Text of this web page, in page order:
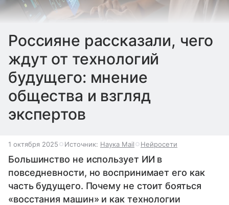
Россияне рассказали, чего
ждут от технологий
будущего: мнение
общества и взгляд
экспертов
1 октября 2025 Источник: Наука Mail Нейросети
Большинство не использует ИИ в
повседневности, но воспринимает его как
часть будущего. Почему не стоит бояться
«восстания машин» и как технологии